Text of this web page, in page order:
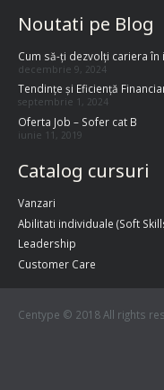
Noutati pe Blog
Cum să-ți dezvolți cariera
decembrie 9, 2024
Tendințe și Eficiență
septembrie 1, 2024
Oferta Job – Sofer cat B
iunie 11, 2019
Catalog cursuri
Vanzari
Abilitati individuale (Soft
Leadership
Customer Care
Centype © 2018 All rights